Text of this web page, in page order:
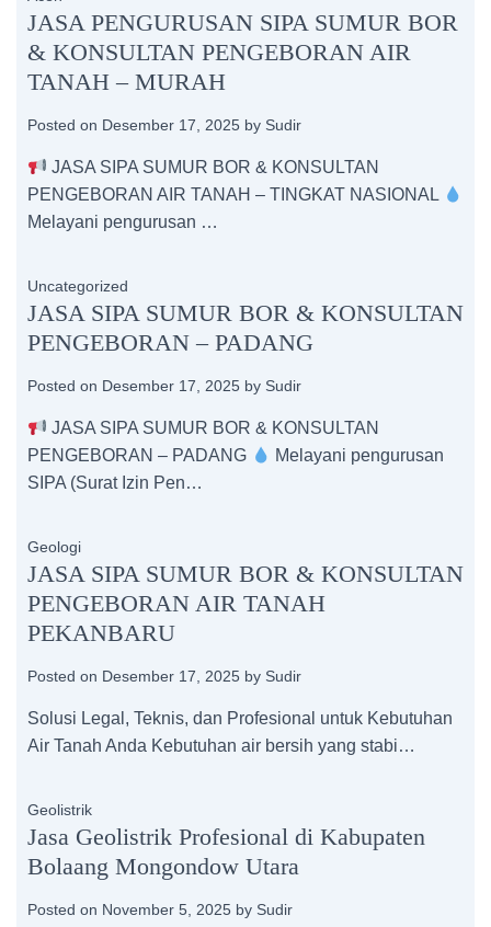
JASA PENGURUSAN SIPA SUMUR BOR
& KONSULTAN PENGEBORAN AIR
TANAH – MURAH
Posted on Desember 17, 2025 by Sudir
JASA SIPA SUMUR BOR & KONSULTAN
PENGEBORAN AIR TANAH – TINGKAT NASIONAL
Melayani pengurusan …
Uncategorized
JASA SIPA SUMUR BOR & KONSULTAN
PENGEBORAN – PADANG
Posted on Desember 17, 2025 by Sudir
JASA SIPA SUMUR BOR & KONSULTAN
PENGEBORAN – PADANG
Melayani pengurusan
SIPA (Surat Izin Pen…
Geologi
JASA SIPA SUMUR BOR & KONSULTAN
PENGEBORAN AIR TANAH
PEKANBARU
Posted on Desember 17, 2025 by Sudir
Solusi Legal, Teknis, dan Profesional untuk Kebutuhan
Air Tanah Anda Kebutuhan air bersih yang stabi…
Geolistrik
Jasa Geolistrik Profesional di Kabupaten
Bolaang Mongondow Utara
Posted on November 5, 2025 by Sudir